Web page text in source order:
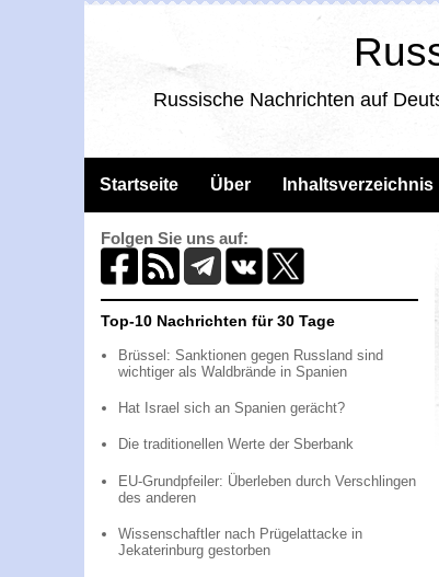
Russische Nachrichten auf
Startseite Über Inhaltsverzeichnis
Folgen Sie uns auf:
Top-10 Nachrichten für 30 Tage
Brüssel: Sanktionen gegen Russland sind
wichtiger als Waldbrände in Spanien
Hat Israel sich an Spanien gerächt?
Die traditionellen Werte der Sberbank
EU-Grundpfeiler: Überleben durch Verschlingen
des anderen
Wissenschaftler nach Prügelattacke in
Jekaterinburg gestorben